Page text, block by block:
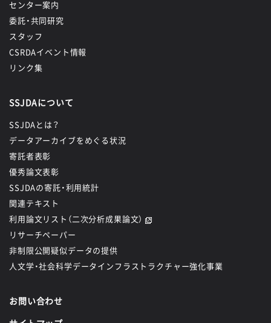
センター案内
委託・共同研究
スタッフ
CSRDAイベント情報
リンク集
SSJDAについて
SSJDAとは？
データアーカイブをめぐる状況
寄託者表彰
優秀論文表彰
SSJDAの寄託・利用統計
関連テキスト
利用論文リスト（二次分析成果論文）
リサーチペーパー
非制限公開疑似データの提供
人文学・社会科学データインフラストラクチャー強化事業
お問い合わせ